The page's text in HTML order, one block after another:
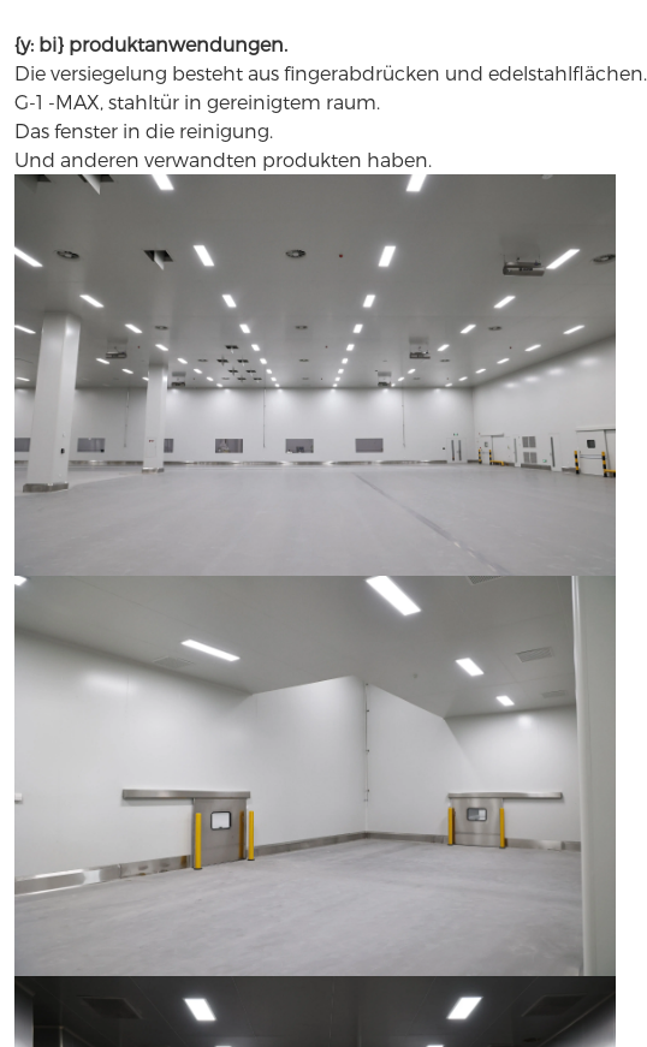
{y: bi} produktanwendungen.
Die versiegelung besteht aus fingerabdrücken und edelstahlflächen.
G-1 -MAX, stahltür in gereinigtem raum.
Das fenster in die reinigung.
Und anderen verwandten produkten haben.